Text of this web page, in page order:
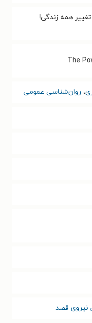
تغییر همه زندگی!
The
، روان‌شناسی عمومی
نیروی قصد